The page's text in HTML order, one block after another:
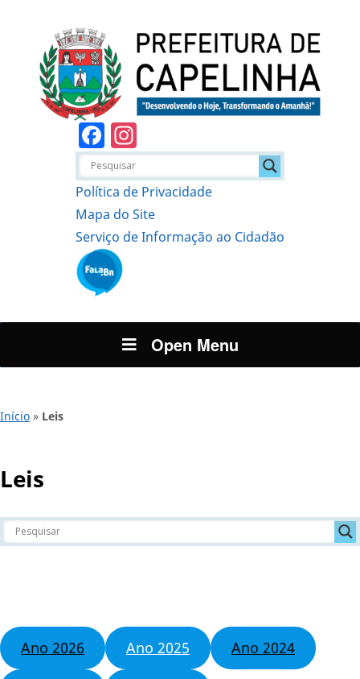
Facebook
Política de Privacidade
Mapa do Site
Serviço de Informação ao Cidadão
Open Menu
Início » Leis
Leis
Ano 2026 Ano 2025 Ano 2024